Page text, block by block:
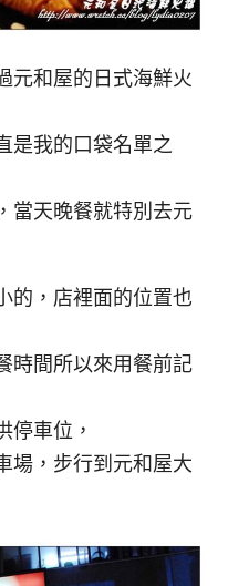
元和屋的日式海鮮火
是我的口袋名單之
當天晚餐就特別去元
的，店裡面的位置也
時間所以來用餐前記
停車位，
場，步行到元和屋大